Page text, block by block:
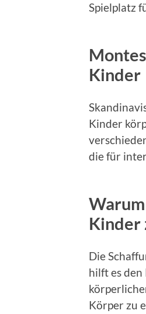
Spielplatz
Kinder
Kinder
die für
Kinder
Die
hilft es den
Körper zu